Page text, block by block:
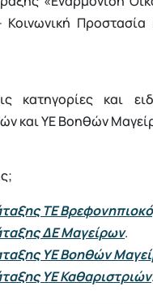
κατηγορίες και
και ΥΕ Βοηθών
ΤΕ
ΔΕ Μαγείρων.
ΥΕ Βοηθών
ΥΕ Καθαριστριών.